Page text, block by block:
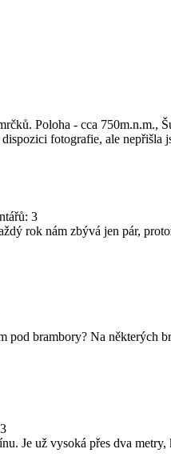
Poloha - cca
fotografie, ale
3
rok nám zbývá jen pár,
pod brambory? Na některých
Je už vysoká přes dva